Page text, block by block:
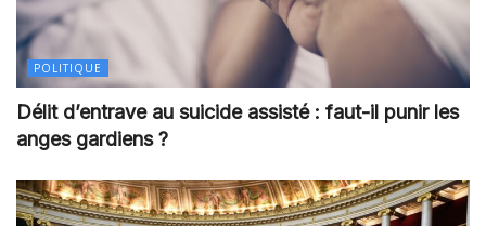
POLITIQUE
Délit d’entrave au suicide assisté : faut-il punir les
anges gardiens ?